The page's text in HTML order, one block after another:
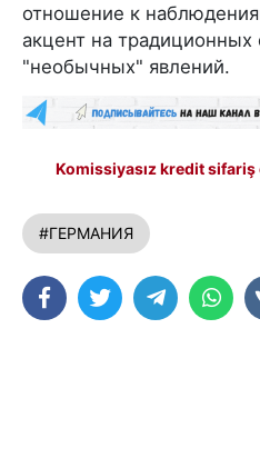
отношение к
акцент на традиционных
"необычных" явлений.
Komissiyasız kredit sifariş
#ГЕРМАНИЯ